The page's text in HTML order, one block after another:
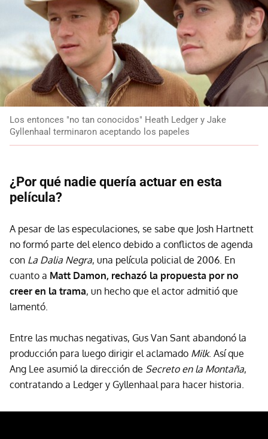
Los entonces "no tan conocidos" Heath Ledger y Jake
Gyllenhaal terminaron aceptando los papeles
¿Por qué nadie quería actuar en esta
película?
A pesar de las especulaciones, se sabe que Josh Hartnett
no formó parte del elenco debido a conflictos de agenda
con La Dalia Negra, una película policial de 2006. En
cuanto a Matt Damon, rechazó la propuesta por no
creer en la trama, un hecho que el actor admitió que
lamentó.
Entre las muchas negativas, Gus Van Sant abandonó la
producción para luego dirigir el aclamado Milk. Así que
Ang Lee asumió la dirección de Secreto en la Montaña,
contratando a Ledger y Gyllenhaal para hacer historia.